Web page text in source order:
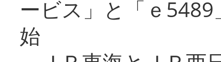
ービス」と「ｅ
始